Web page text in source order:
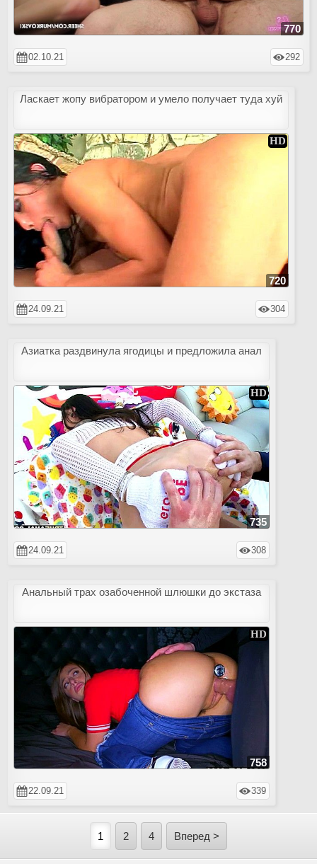
770
02.10.21 292
Ласкает жопу вибратором и умело получает туда хуй
720
24.09.21 304
Азиатка раздвинула ягодицы и предложила анал
735
24.09.21 308
Анальный трах озабоченной шлюшки до экстаза
758
22.09.21 339
1 2 4 Вперед >